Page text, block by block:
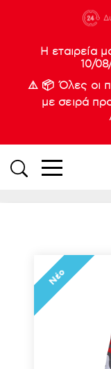
933
Η εταιρεία
10/
⚠️ 📦 Όλες οι
με σειρά
Νέο